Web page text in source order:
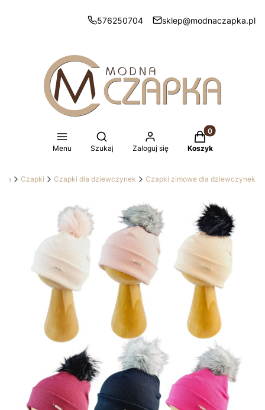
576250704 sklep@modnaczapka.pl
Menu
Otwórz wyszukiwarkę
Szukaj Zaloguj się
Produkty w
Koszyk
Czapki Czapki dla dziewczynek Czapki zimowe dla dziewczynek